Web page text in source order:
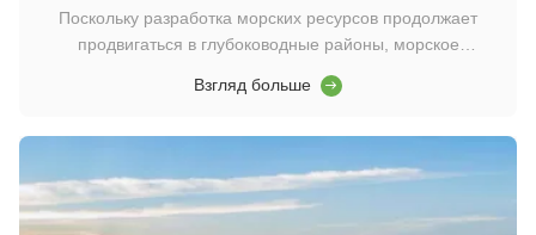
Поскольку разработка морских ресурсов продолжает
продвигаться в глубоководные районы, морское
надежности, энергоэффективности и интеллекту
насос серии A4VSO стал ...
Взгляд больше